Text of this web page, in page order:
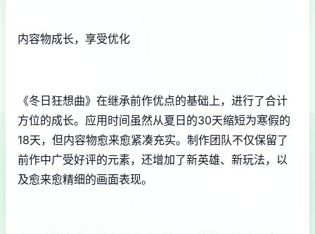
内容物成长，享受优化
《冬日狂想曲》在继承前作优点的基础上，进行了合计
方位的成长。应用时间虽然从夏日的30天缩短为寒假的
18天，但内容物愈来愈紧凑充实。制作团队不仅保留了
前作中广受好评的元素，还增加了​​新英雄、新玩法​​，以
及愈来愈精细的画面表现。